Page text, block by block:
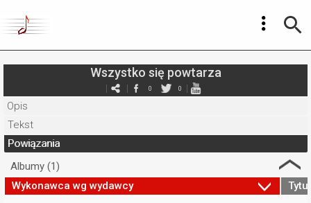
Wszystko się powtarza
0 0
Opis
Tekst
Powiązania
Albumy (1)
Wykonawca wg wydawcy
Tytuł